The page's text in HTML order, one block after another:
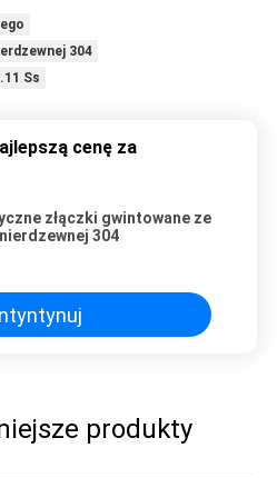
304
Ss
cenę za
złączki gwintowane ze
304
produkty